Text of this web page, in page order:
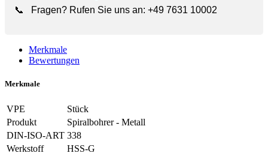
📞
Fragen? Rufen Sie uns an: +49 7631 10002
Merkmale
Bewertungen
Merkmale
VPE
Stück
Produkt
Spiralbohrer - Metall
DIN-ISO-ART 338
Werkstoff
HSS-G